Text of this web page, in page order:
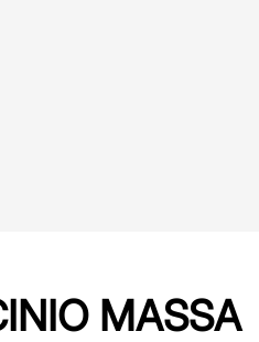
MASSA